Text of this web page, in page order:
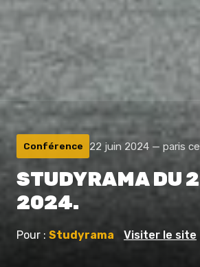
Conférence 22 juin 2024 — paris
STUDYRAMA DU
2024.
Pour : Studyrama Visiter le site